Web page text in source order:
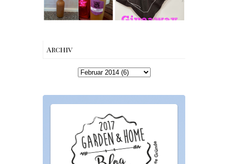
Rezept &
Geschenkidee
Perbandt
Archiv